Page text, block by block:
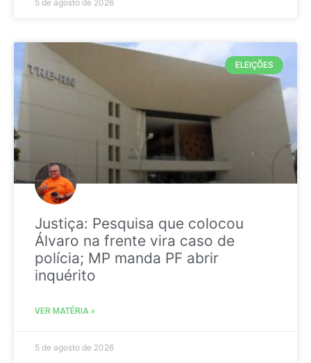
5 de agosto de 2026
ELEIÇÕES
Justiça: Pesquisa que colocou
Álvaro na frente vira caso de
polícia; MP manda PF abrir
inquérito
VER MATÉRIA »
5 de agosto de 2026